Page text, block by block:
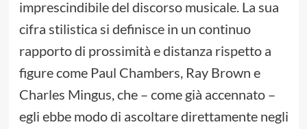
imprescindibile del discorso musicale. La sua
cifra stilistica si definisce in un continuo
rapporto di prossimità e distanza rispetto a
figure come Paul Chambers, Ray Brown e
Charles Mingus, che – come già accennato –
egli ebbe modo di ascoltare direttamente negli